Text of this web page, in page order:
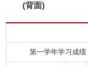
(背面)
第一学年学习成绩